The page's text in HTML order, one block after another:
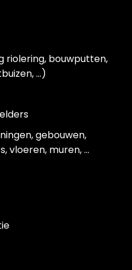
riolering, bouwputten,
…)
gebouwen,
vloeren, muren, …